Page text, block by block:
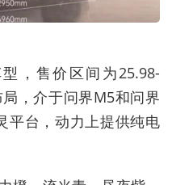
，售价区间为25.98-
，介于问界M5和问界
平台 ，动力上提供纯电